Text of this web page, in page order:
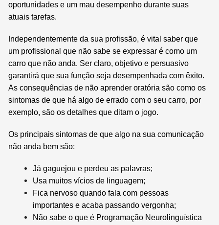
oportunidades e um mau desempenho durante suas
atuais tarefas.
ndependentemente da sua profissão, é vital saber que
um profissional que não sabe se expressar é como um
carro que não anda. Ser claro, objetivo e persuasivo
garantirá que sua função seja desempenhada com êxito.
As consequências de não aprender oratória são como os
sintomas de que há algo de errado com o seu carro, por
exemplo, são os detalhes que ditam o jogo.
Os principais sintomas de que algo na sua comunicação
não anda bem são:
Já gaguejou e perdeu as palavras;
Usa muitos vícios de linguagem;
Fica nervoso quando fala com pessoas
importantes e acaba passando vergonha;
Não sabe o que é Programação Neurolinguística